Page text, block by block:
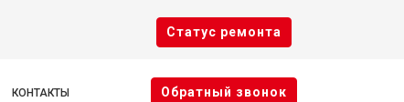
Cтатус ремонта
КОНТАКТЫ Oбратный звонок